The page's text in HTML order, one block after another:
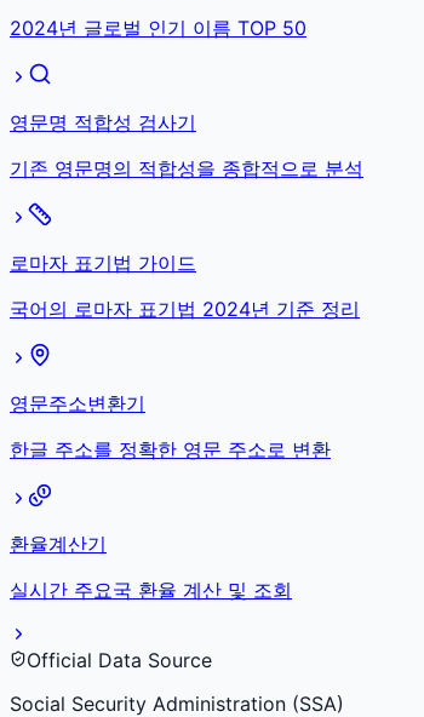
2024년 글로벌 인기 이름 TOP 50
영문명 적합성 검사기
기존 영문명의 적합성을 종합적으로 분석
로마자 표기법 가이드
국어의 로마자 표기법 2024년 기준 정리
영문주소변환기
한글 주소를 정확한 영문 주소로 변환
환율계산기
실시간 주요국 환율 계산 및 조회
Official Data Source
Social Security Administration (SSA)